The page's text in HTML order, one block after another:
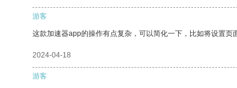
游客
这款加速器app的操作有点复杂，可以简化一下，比如将设置页
2024-04-18
游客